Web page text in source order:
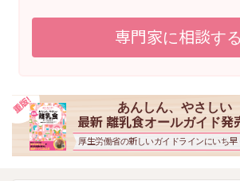
専門家に相談する
あんしん、やさしい
最新 離乳食オールガイド発
厚生労働省の新しいガイドラインにいち早